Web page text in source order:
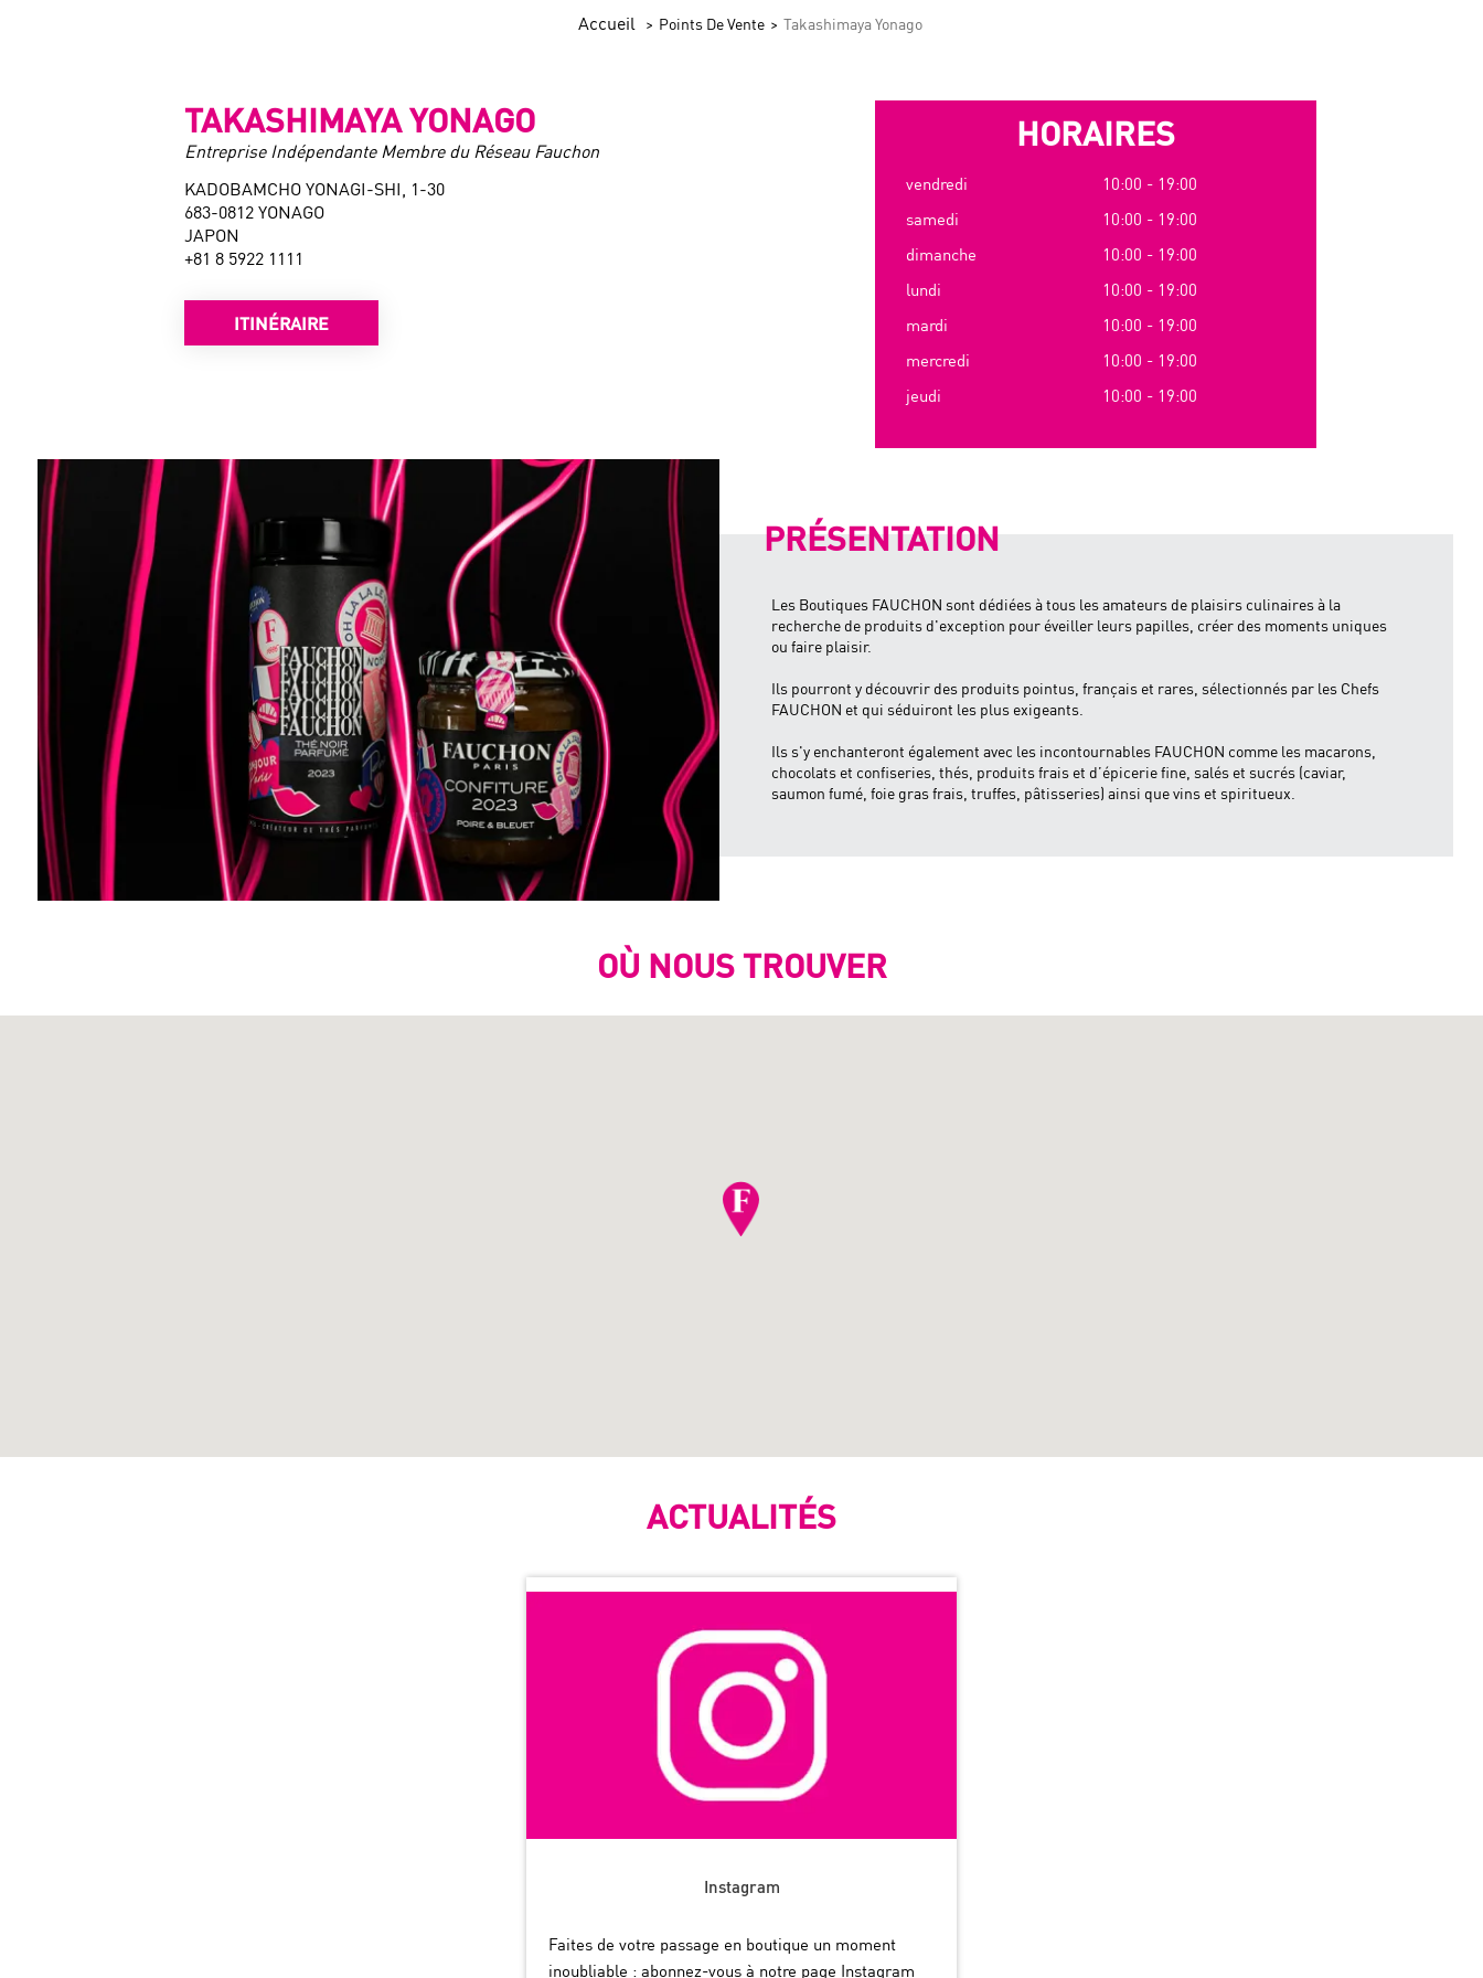
Accueil Points De Vente Takashimaya Yonago
TAKASHIMAYA YONAGO
Entreprise Indépendante Membre du Réseau Fauchon
KADOBAMCHO YONAGI-SHI, 1-30
683-0812 YONAGO
JAPON
+81 8 5922 1111
ITINÉRAIRE
HORAIRES
vendredi
10:00 - 19:00
samedi
10:00 - 19:00
dimanche
10:00 - 19:00
lundi
10:00 - 19:00
mardi
10:00 - 19:00
mercredi
10:00 - 19:00
jeudi
10:00 - 19:00
PRÉSENTATION
Les Boutiques FAUCHON sont dédiées à tous les amateurs de plaisirs culinaires à la
recherche de produits d'exception pour éveiller leurs papilles, créer des moments uniques
ou faire plaisir.
Ils pourront y découvrir des produits pointus, français et rares, sélectionnés par les Chefs
FAUCHON et qui séduiront les plus exigeants.
Ils s'y enchanteront également avec les incontournables FAUCHON comme les macarons,
chocolats et confiseries, thés, produits frais et d’épicerie fine, salés et sucrés (caviar,
saumon fumé, foie gras frais, truffes, pâtisseries) ainsi que vins et spiritueux.
OÙ NOUS TROUVER
ACTUALITÉS
Instagram
Faites de votre passage en boutique un moment
inoubliable : abonnez-vous à notre page Instagram